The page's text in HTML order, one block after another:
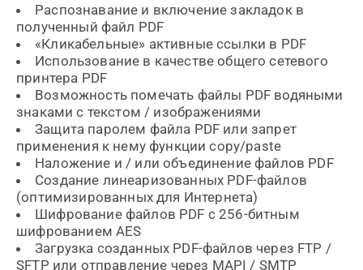
Распознавание и включение закладок в
полученный файл PDF
«Кликабельные» активные ссылки в PDF
Использование в качестве общего сетевого
принтера PDF
Возможность помечать файлы PDF водяными
знаками с текстом / изображениями
Защита паролем файла PDF или запрет
применения к нему функции copy/paste
Наложение и / или объединение файлов PDF
Создание линеаризованных PDF-файлов
(оптимизированных для Интернета)
Шифрование файлов PDF с 256-битным
шифрованием AES
Загрузка созданных PDF-файлов через FTP /
SFTP или отправление через MAPI / SMTP